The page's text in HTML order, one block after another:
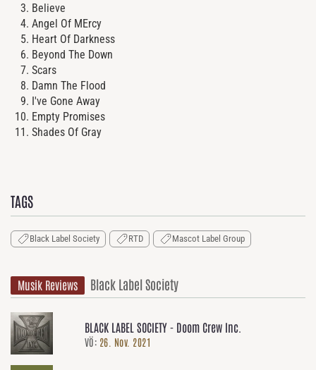
Believe
Angel Of MErcy
Heart Of Darkness
Beyond The Down
Scars
Damn The Flood
I've Gone Away
Empty Promises
Shades Of Gray
TAGS
Black Label Society RTD Mascot Label Group
Musik Reviews Black Label Society
BLACK LABEL SOCIETY - Doom Crew Inc.
VÖ: 26. Nov. 2021